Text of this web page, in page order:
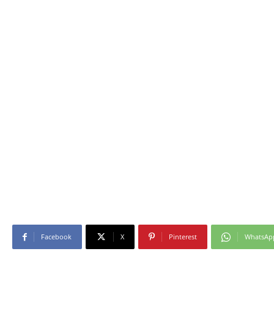
Facebook X Pinterest